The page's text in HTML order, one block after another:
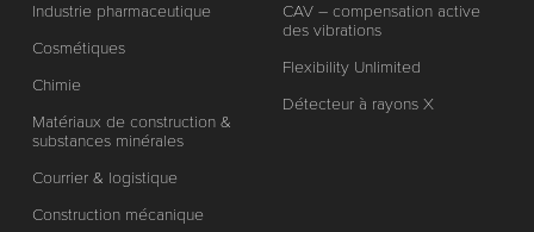
Industrie pharmaceutique
Cosmétiques
Chimie
Matériaux de construction &
substances minérales
Courrier & logistique
Construction mécanique
CAV – compensation active
des vibrations
Flexibility Unlimited
Détecteur à rayons X